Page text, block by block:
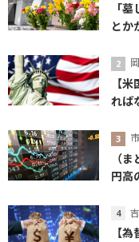
「
とか
【
れば
（
円高
【